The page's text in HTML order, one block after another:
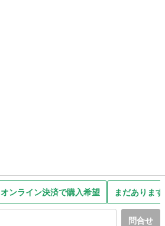
オンライン決済で購入希望 まだありま
問合せ